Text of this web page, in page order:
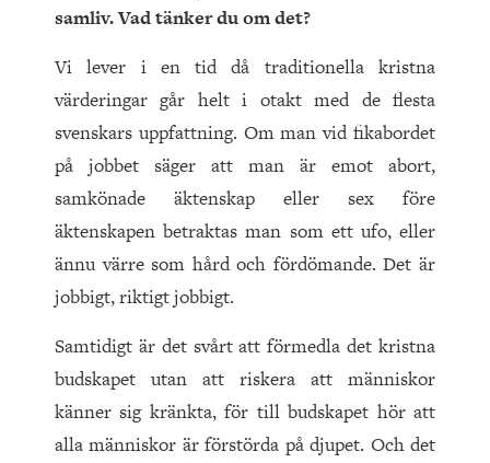
samliv. Vad tänker du om det?
Vi lever i en tid då traditionella kristna
värderingar går helt i otakt med de flesta
svenskars uppfattning. Om man vid fikabordet
på jobbet säger att man är emot abort,
samkönade äktenskap eller sex före
äktenskapen betraktas man som ett ufo, eller
ännu värre som hård och fördömande. Det är
jobbigt, riktigt jobbigt.
Samtidigt är det svårt att förmedla det kristna
budskapet utan att riskera att människor
känner sig kränkta, för till budskapet hör att
alla människor är förstörda på djupet. Och det